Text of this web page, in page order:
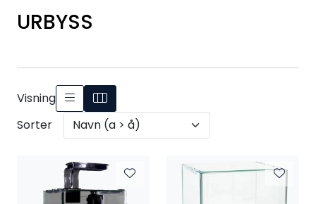
URBYSS
Visning
Sorter
Hunter
Forhandlersøk